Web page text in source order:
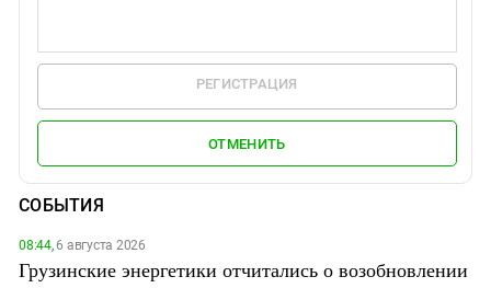
РЕГИСТРАЦИЯ
ОТМЕНИТЬ
СОБЫТИЯ
08:44,6 августа 2026
Грузинские энергетики отчитались о возобновлении